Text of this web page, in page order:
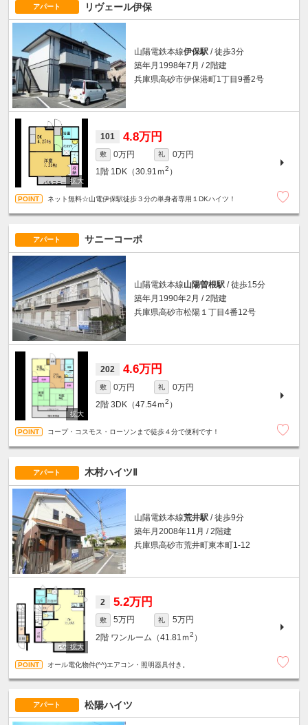
アパート リヴェール伊保
山陽電鉄本線伊保駅 / 徒歩3分
築年月1998年7月 / 2階建
兵庫県高砂市伊保港町1丁目9番2号
101 4.8万円
敷 0万円 礼
0万円
1階 1DK（30.91ｍ2 ）
ネット無料☆山電伊保駅徒歩３分の単身者専用１DKハイツ！
アパート サニーコーポ
山陽電鉄本線山陽曽根駅 / 徒歩15分
築年月1990年2月 / 2階建
兵庫県高砂市松陽１丁目4番12号
202 4.6万円
敷 0万円 礼
0万円
2階 3DK（47.54ｍ2 ）
コープ・コスモス・ローソンまで徒歩４分で便利です！
アパート 木村ハイツⅡ
山陽電鉄本線荒井駅 / 徒歩9分
築年月2008年11月 / 2階建
兵庫県高砂市荒井町東本町1-12
2 5.2万円
敷 5万円 礼
5万円
2階 ワンルーム（41.81ｍ2 ）
オール電化物件(^^)エアコン・照明器具付き。
アパート 松陽ハイツ